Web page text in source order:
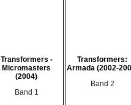
Transformers -
Micromasters
(2004)
Band 1
Transformers:
Armada (2002-
Band 2